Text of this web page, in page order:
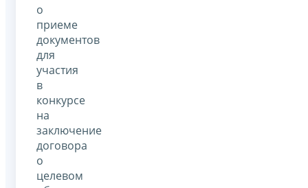
о
приеме
документов
для
участия
в
конкурсе
на
заключение
договора
о
целевом